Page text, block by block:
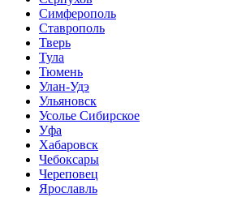
Симферополь
Ставрополь
Тверь
Тула
Тюмень
Улан-Удэ
Ульяновск
Усолье Сибирское
Уфа
Хабаровск
Чебоксары
Череповец
Ярославль